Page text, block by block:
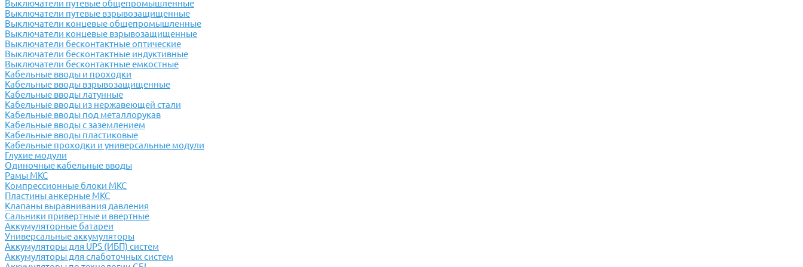
Выключатели путевые общепромышленные
Выключатели путевые взрывозащищенные
Выключатели концевые общепромышленные
Выключатели концевые взрывозащищенные
Выключатели бесконтактные оптические
Выключатели бесконтактные индуктивные
Выключатели бесконтактные емкостные
Кабельные вводы и проходки
Кабельные вводы взрывозащищенные
Кабельные вводы латунные
Кабельные вводы из нержавеющей стали
Кабельные вводы под металлорукав
Кабельные вводы с заземлением
Кабельные вводы пластиковые
Кабельные проходки и универсальные модули
Глухие модули
Одиночные кабельные вводы
Рамы МКС
Компрессионные блоки МКС
Пластины анкерные МКС
Клапаны выравнивания давления
Сальники привертные и ввертные
Аккумуляторные батареи
Универсальные аккумуляторы
Аккумуляторы для UPS (ИБП) систем
Аккумуляторы для слаботочных систем